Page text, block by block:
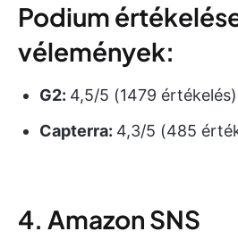
Podium
vélemények:
G2: 4,5/5 (1479 értékelés)
Capterra: 4,3/5 (485
4. Amazon SNS